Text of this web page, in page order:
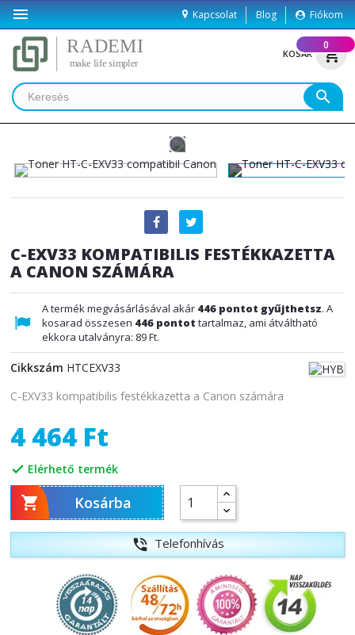
 Kapcsolat Blog Fiókom
KOSÁR shopping_cart
0
search
C-EXV33 KOMPATIBILIS FESTÉKKAZETTA
A CANON SZÁMÁRA
A termék megvásárlásával akár 446 pontot gyűjthetsz. A
kosarad összesen 446 pontot tartalmaz, ami átváltható
ekkora utalványra: 89 Ft.
Cikkszám HTCEXV33
C-EXV33 kompatibilis festékkazetta a Canon számára
4 464 Ft
 Elérhető termék
 Kosárba
phone_in_talk Telefonhívás